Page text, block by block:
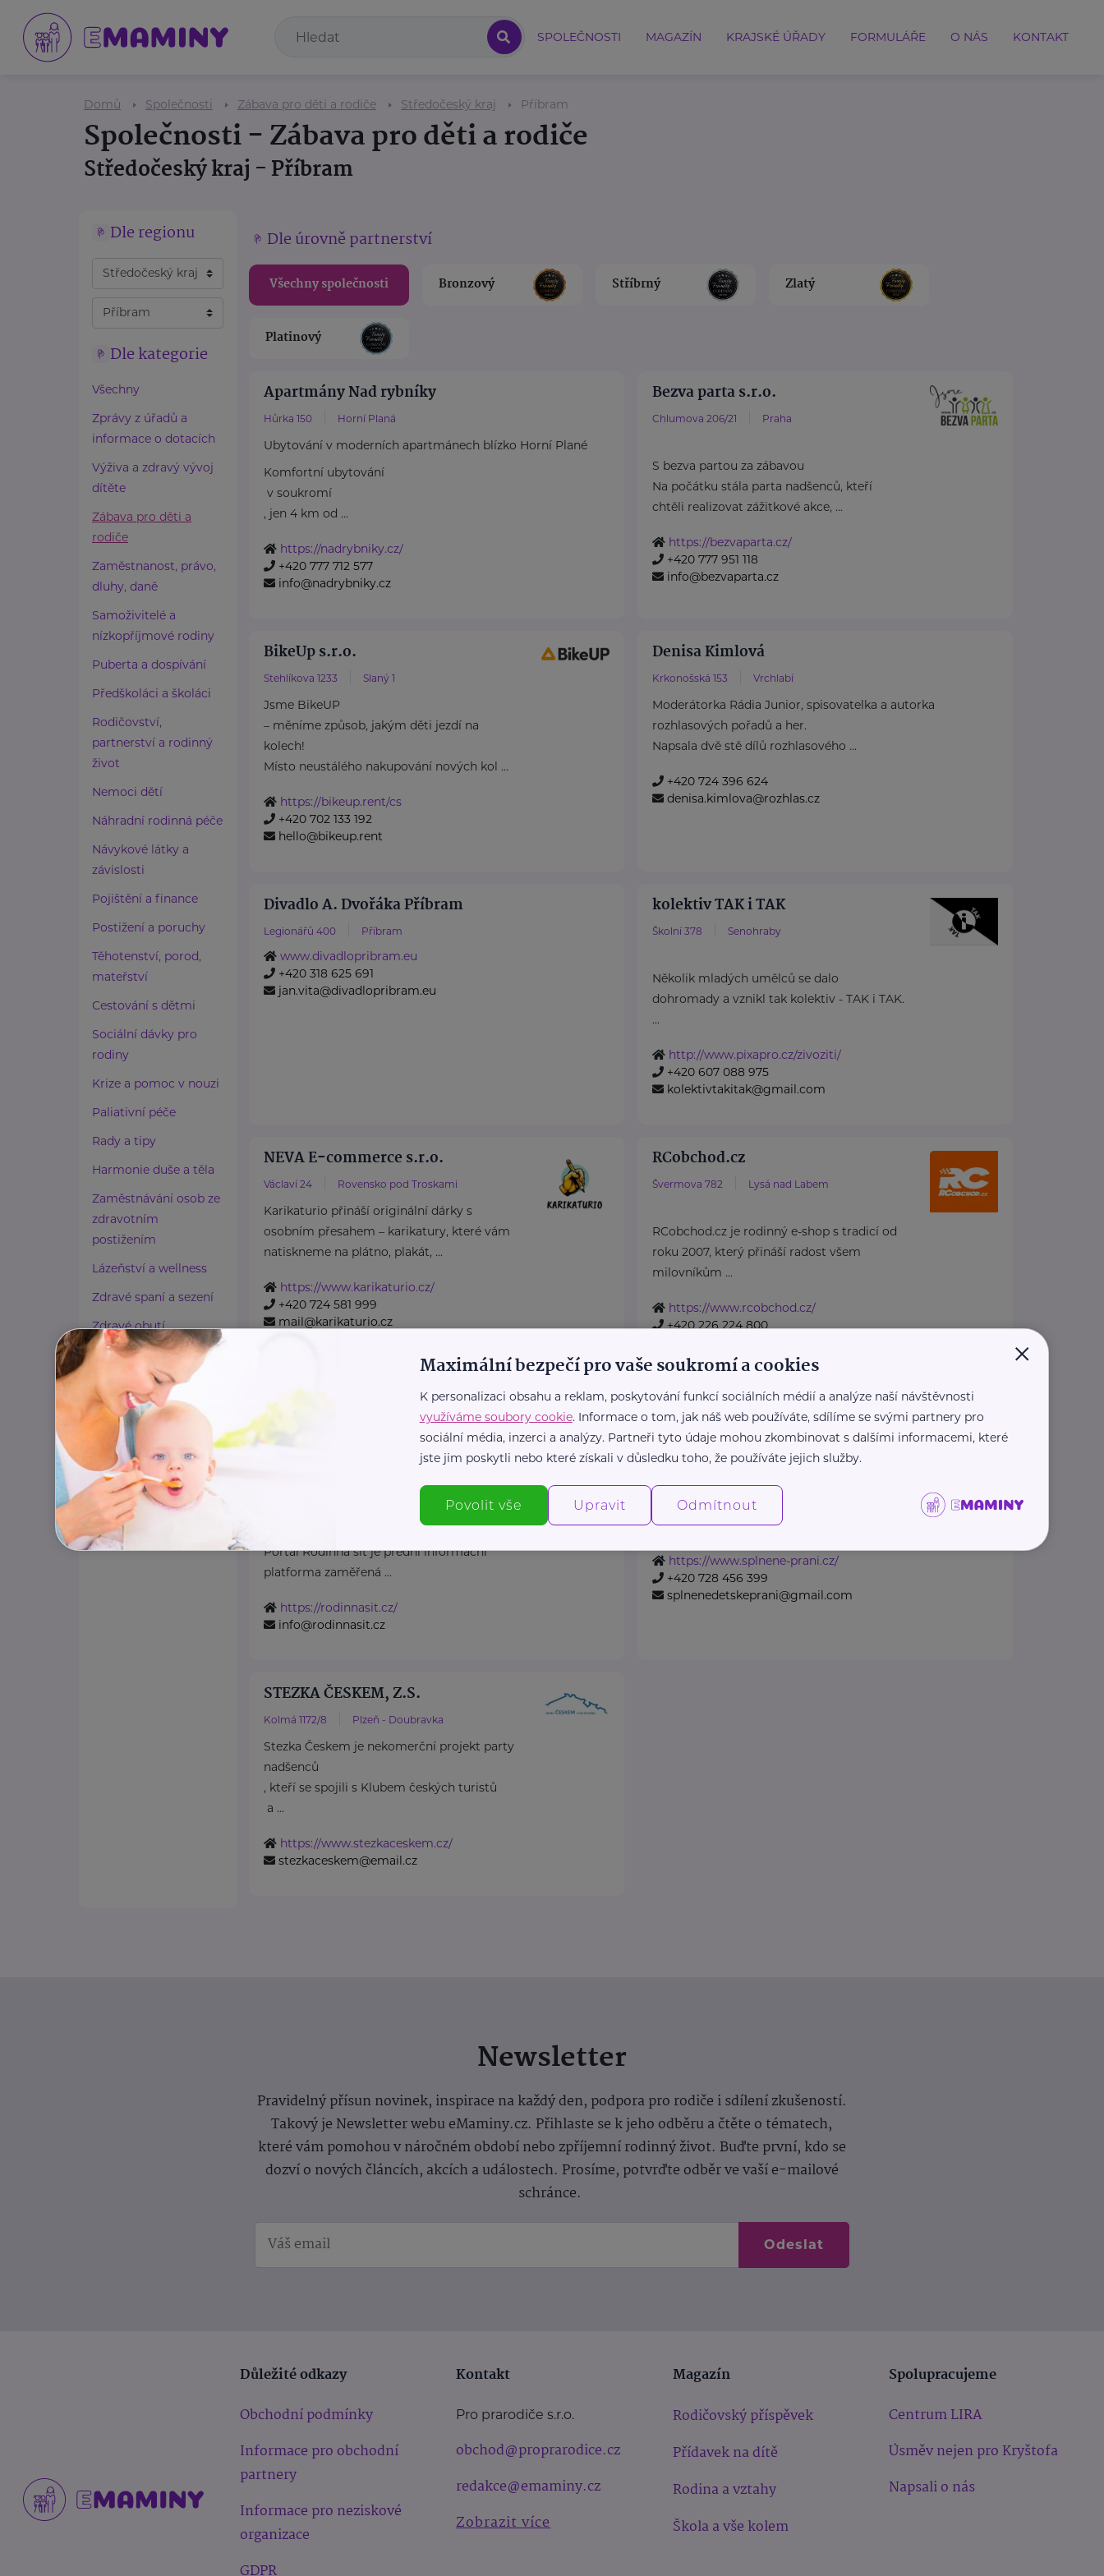
SPOLEČNOSTI MAGAZÍN KRAJSKÉ ÚŘADY FORMULÁŘE O NÁS KONTAKT
Domů Společnosti Zábava pro děti a rodiče Středočeský kraj Příbram
Společnosti - Zábava pro děti a rodiče
Středočeský kraj - Příbram
Dle regionu
Dle kategorie
Všechny
Zprávy z úřadů a
informace o dotacích
Výživa a zdravý vývoj
dítěte
Zábava pro děti a
rodiče
Zaměstnanost, právo,
dluhy, daně
Samoživitelé a
nízkopříjmové rodiny
Puberta a dospívání
Předškoláci a školáci
Rodičovství,
partnerství a rodinný
život
Nemoci dětí
Náhradní rodinná péče
Návykové látky a
závislosti
Pojištění a finance
Postižení a poruchy
Těhotenství, porod,
mateřství
Cestování s dětmi
Sociální dávky pro
rodiny
Krize a pomoc v nouzi
Paliativní péče
Rady a tipy
Harmonie duše a těla
Zaměstnávání osob ze
zdravotním
postižením
Lázeňství a wellness
Zdravé spaní a sezení
Zdravé obutí
Zdravotnické potřeby
Cestování
Propojování generací
Dle úrovně partnerství
Všechny společnosti Bronzový Stříbrný Zlatý
Platinový
Apartmány Nad rybníky
Hůrka 150 Horní Planá
Ubytování v moderních apartmánech blízko Horní Plané
Komfortní ubytování
v soukromí
, jen 4 km od ...
https://nadrybniky.cz/
+420 777 712 577
info@nadrybniky.cz
Bezva parta s.r.o.
Chlumova 206/21 Praha
S bezva partou za zábavou
Na počátku stála parta nadšenců, kteří
chtěli realizovat zážitkové akce, ...
https://bezvaparta.cz/
+420 777 951 118
info@bezvaparta.cz
BikeUp s.r.o.
Stehlíkova 1233 Slaný 1
Jsme BikeUP
– měníme způsob, jakým děti jezdí na
kolech!
Místo neustálého nakupování nových kol ...
https://bikeup.rent/cs
+420 702 133 192
hello@bikeup.rent
Denisa Kimlová
Krkonošská 153 Vrchlabí
Moderátorka Rádia Junior, spisovatelka a autorka
rozhlasových pořadů a her.
Napsala dvě stě dílů rozhlasového ...
+420 724 396 624
denisa.kimlova@rozhlas.cz
Divadlo A. Dvořáka Příbram
Legionářů 400 Příbram
www.divadlopribram.eu
+420 318 625 691
jan.vita@divadlopribram.eu
kolektiv TAK i TAK
Školní 378 Senohraby
Několik mladých umělců se dalo
dohromady a vznikl tak kolektiv - TAK i TAK.
...
http://www.pixapro.cz/zivoziti/
+420 607 088 975
kolektivtakitak@gmail.com
NEVA E-commerce s.r.o.
Václaví 24 Rovensko pod Troskami
Karikaturio přináší originální dárky s
osobním přesahem – karikatury, které vám
natiskneme na plátno, plakát, ...
https://www.karikaturio.cz/
+420 724 581 999
mail@karikaturio.cz
RCobchod.cz
Švermova 782 Lysá nad Labem
RCobchod.cz je rodinný e-shop s tradicí od
roku 2007, který přináší radost všem
milovníkům ...
https://www.rcobchod.cz/
+420 226 224 800
Rodinná síť
Průvodce světem náhradní rodinné péče v
Portál Rodinná síť je přední informační
platforma zaměřená ...
https://rodinnasit.cz/
info@rodinnasit.cz
Splněné dětské přání, spolek
Nad Šutkou 540/14 Praha 8 - Kobylisy
Jsme dobročinnou organizací, kterou před
13 lety založila maminka se svou dcerou.
Podporujeme rodiny ...
https://www.splnene-prani.cz/
+420 728 456 399
splnenedetskeprani@gmail.com
STEZKA ČESKEM, Z.S.
Kolmá 1172/8 Plzeň - Doubravka
Stezka Českem je nekomerční projekt party
nadšenců
, kteří se spojili s Klubem českých turistů
a ...
https://www.stezkaceskem.cz/
stezkaceskem@email.cz
Newsletter
Pravidelný přísun novinek, inspirace na každý den, podpora pro rodiče i sdílení zkušeností.
Takový je Newsletter webu eMaminy.cz. Přihlaste se k jeho odběru a čtěte o tématech,
které vám pomohou v náročném období nebo zpříjemní rodinný život. Buďte první, kdo se
dozví o nových článcích, akcích a událostech. Prosíme, potvrďte odběr ve vaší e-mailové
schránce.
Odeslat
Důležité odkazy
Obchodní podmínky
Informace pro obchodní
partnery
Informace pro neziskové
organizace
GDPR
Kontakt
Pro prarodiče s.r.o.
obchod@proprarodice.cz
redakce@emaminy.cz
Zobrazit více
Magazín
Rodičovský příspěvek
Přídavek na dítě
Rodina a vztahy
Škola a vše kolem
Spolupracujeme
Centrum LIRA
Úsměv nejen pro Kryštofa
Napsali o nás
×
Maximální bezpečí pro vaše soukromí a cookies
K personalizaci obsahu a reklam, poskytování funkcí sociálních médií a analýze naší návštěvnosti
využíváme soubory cookie. Informace o tom, jak náš web používáte, sdílíme se svými partnery pro
sociální média, inzerci a analýzy. Partneři tyto údaje mohou zkombinovat s dalšími informacemi, které
jste jim poskytli nebo které získali v důsledku toho, že používáte jejich služby.
Povolit vše Upravit Odmítnout